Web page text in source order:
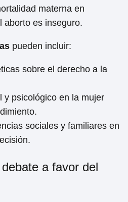
materna en
aborto es inseguro.
pueden incluir:
sobre el derecho a la
y psicológico en la mujer
sociales y familiares en
a favor del